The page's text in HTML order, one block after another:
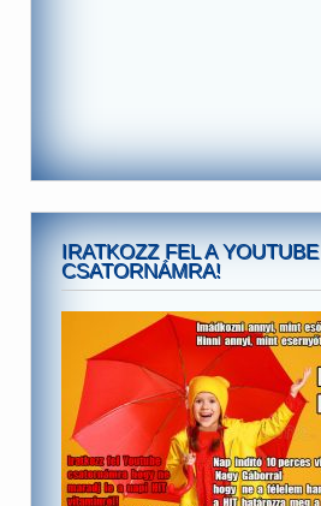
IRATKOZZ FEL A YOUTUBE
CSATORNÁMRA!